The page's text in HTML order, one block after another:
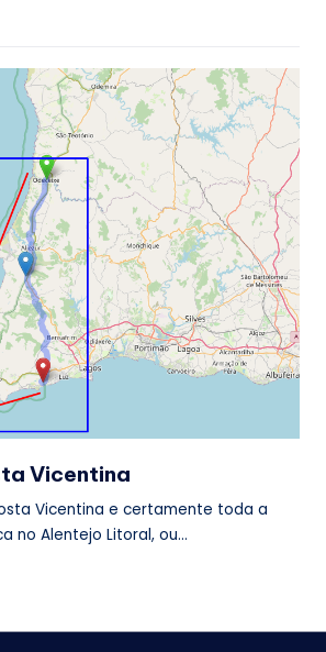
Vicentina
Vicentina e certamente toda a
no Alentejo Litoral, ou…